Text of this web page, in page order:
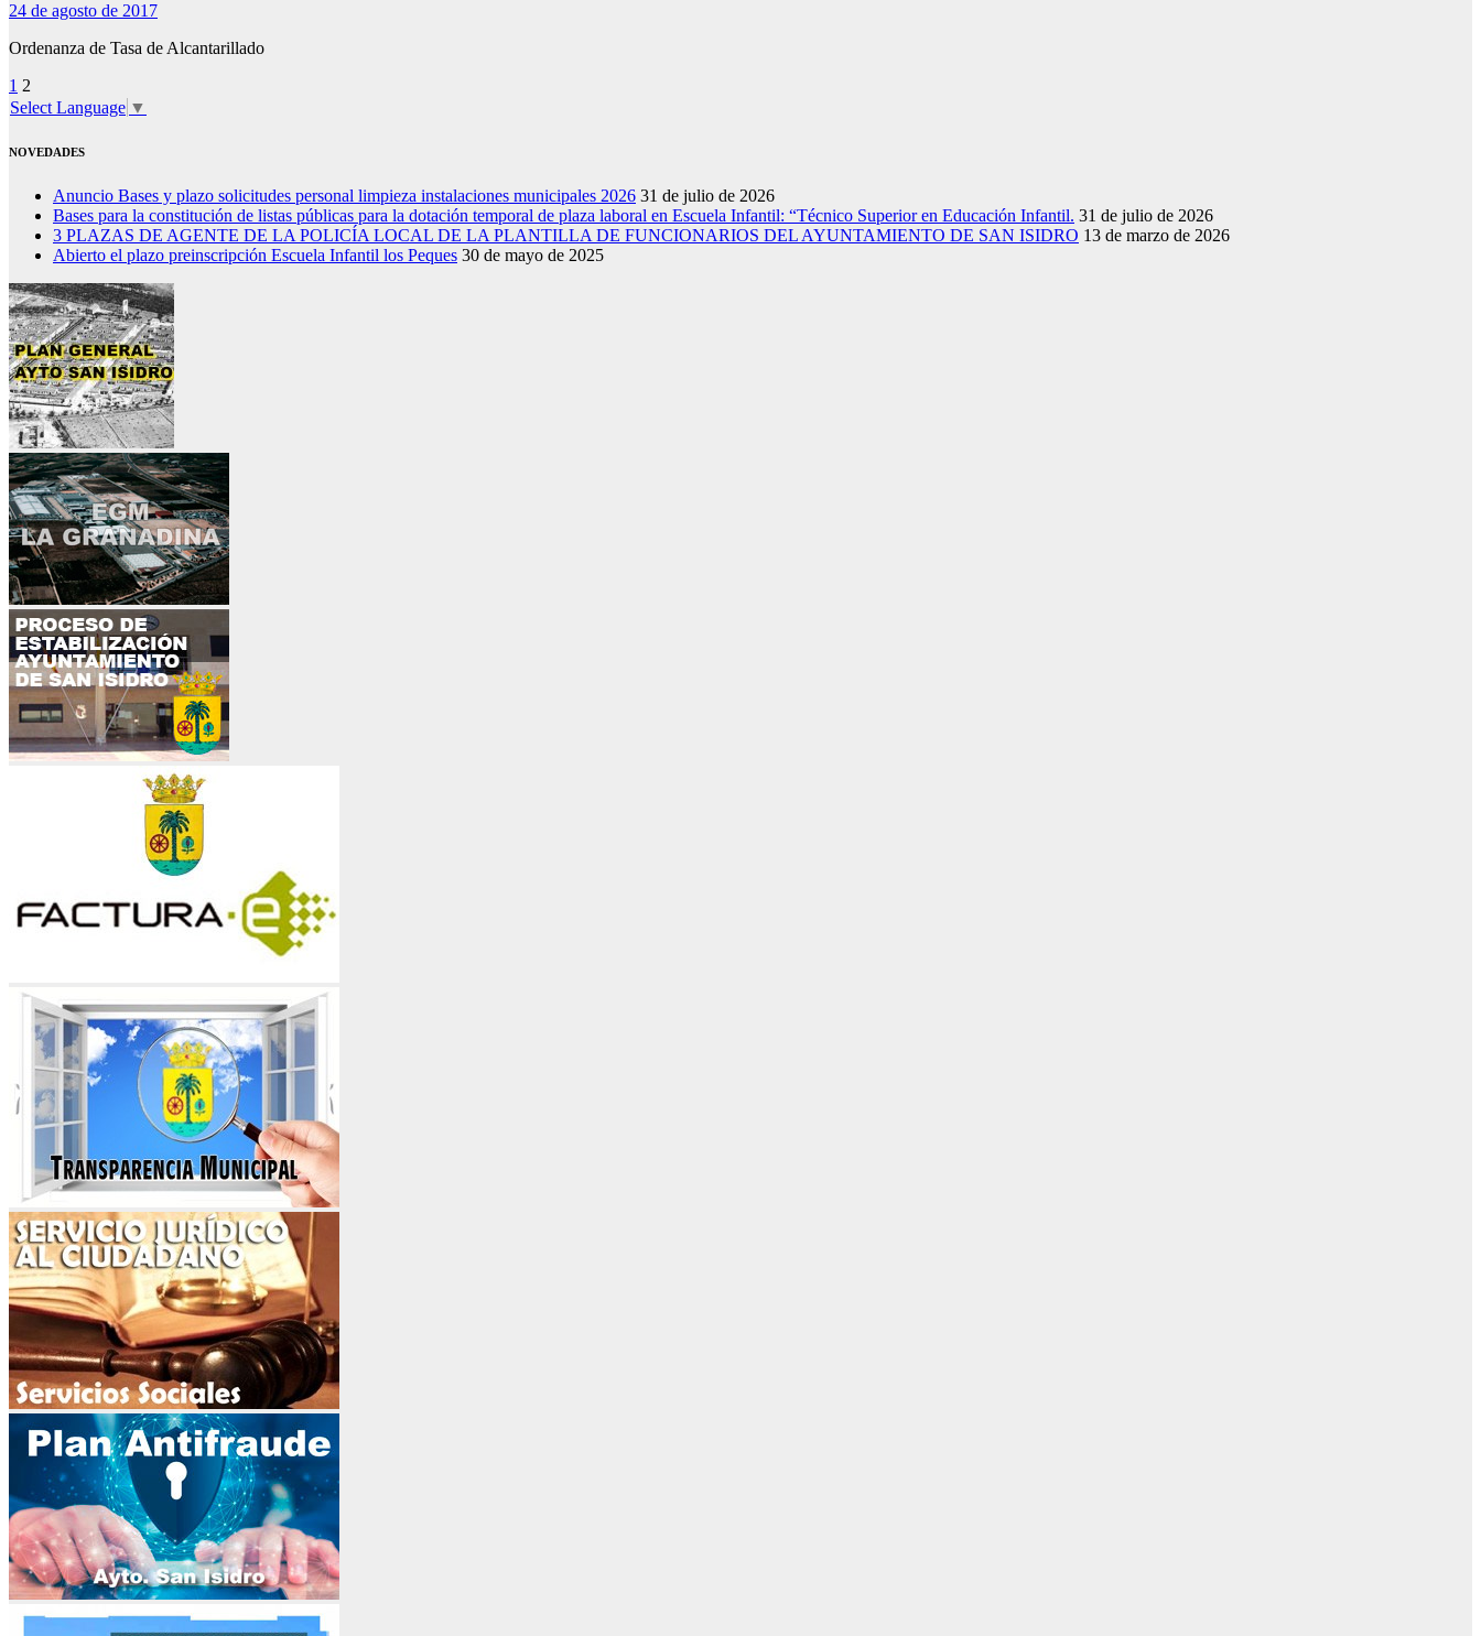
24 de agosto de 2017
Ordenanza de Tasa de Alcantarillado
Paginación
de
entradas
1 2
Select Language ▼
NOVEDADES
Anuncio Bases y plazo solicitudes personal limpieza instalaciones municipales 2026 31 de julio de 2026
Bases para la constitución de listas públicas para la dotación temporal de plaza laboral en Escuela Infantil: “Técnico Superior en Educación Infantil. 31 de julio de 2026
3 PLAZAS DE AGENTE DE LA POLICÍA LOCAL DE LA PLANTILLA DE FUNCIONARIOS DEL AYUNTAMIENTO DE SAN ISIDRO 13 de marzo de 2026
Abierto el plazo preinscripción Escuela Infantil los Peques 30 de mayo de 2025